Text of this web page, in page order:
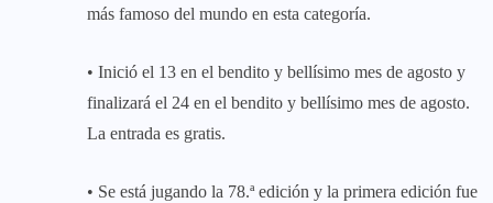
más famoso del mundo en esta categoría.
• Inició el 13 en el bendito y bellísimo mes de agosto y
finalizará el 24 en el bendito y bellísimo mes de agosto.
La entrada es gratis.
• Se está jugando la 78.ª edición y la primera edición fue